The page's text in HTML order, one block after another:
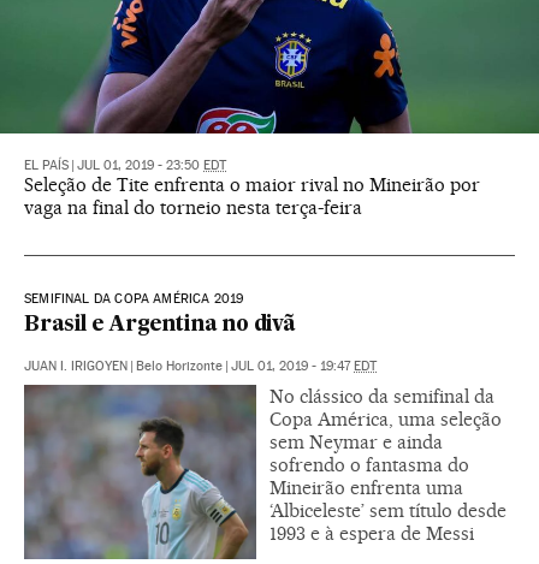
EL PAÍS JUL 01, 2019 - 23:50 EDT
Seleção de Tite enfrenta o maior rival no Mineirão por
vaga na final do torneio nesta terça-feira
SEMIFINAL DA COPA AMÉRICA 2019
Brasil e Argentina no divã
JUAN I. IRIGOYEN Belo Horizonte JUL 01, 2019 - 19:47 EDT
No clássico da semifinal da
Copa América, uma seleção
sem Neymar e ainda
sofrendo o fantasma do
Mineirão enfrenta uma
‘Albiceleste’ sem título desde
1993 e à espera de Messi